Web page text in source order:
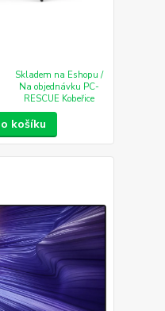
Skladem na Eshopu /
Na objednávku PC-
RESCUE Kobeřice
košíku